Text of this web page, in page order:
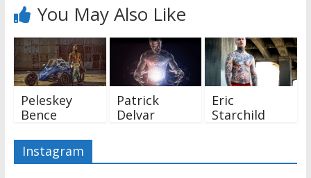
You May Also Like
Peleskey
Bence
Patrick
Delvar
Eric
Starchild
Instagram